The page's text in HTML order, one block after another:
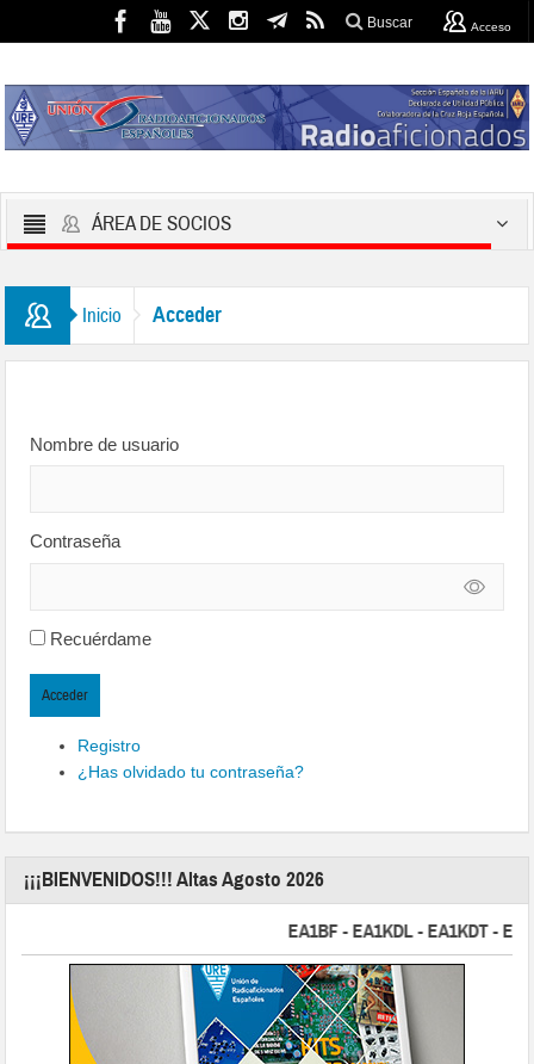
Buscar Acceso
ÁREA DE SOCIOS
Inicio Acceder
Nombre de usuario
Contraseña
Recuérdame
Acceder
Registro
¿Has olvidado tu contraseña?
¡¡¡BIENVENIDOS!!! Altas Agosto 2026
EA1BF - EA1KDL - EA1KDT -